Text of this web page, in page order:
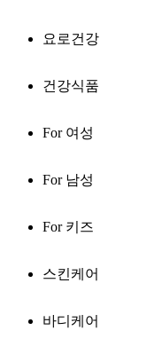
요로건강
건강식품
For 여성
For 남성
For 키즈
스킨케어
바디케어